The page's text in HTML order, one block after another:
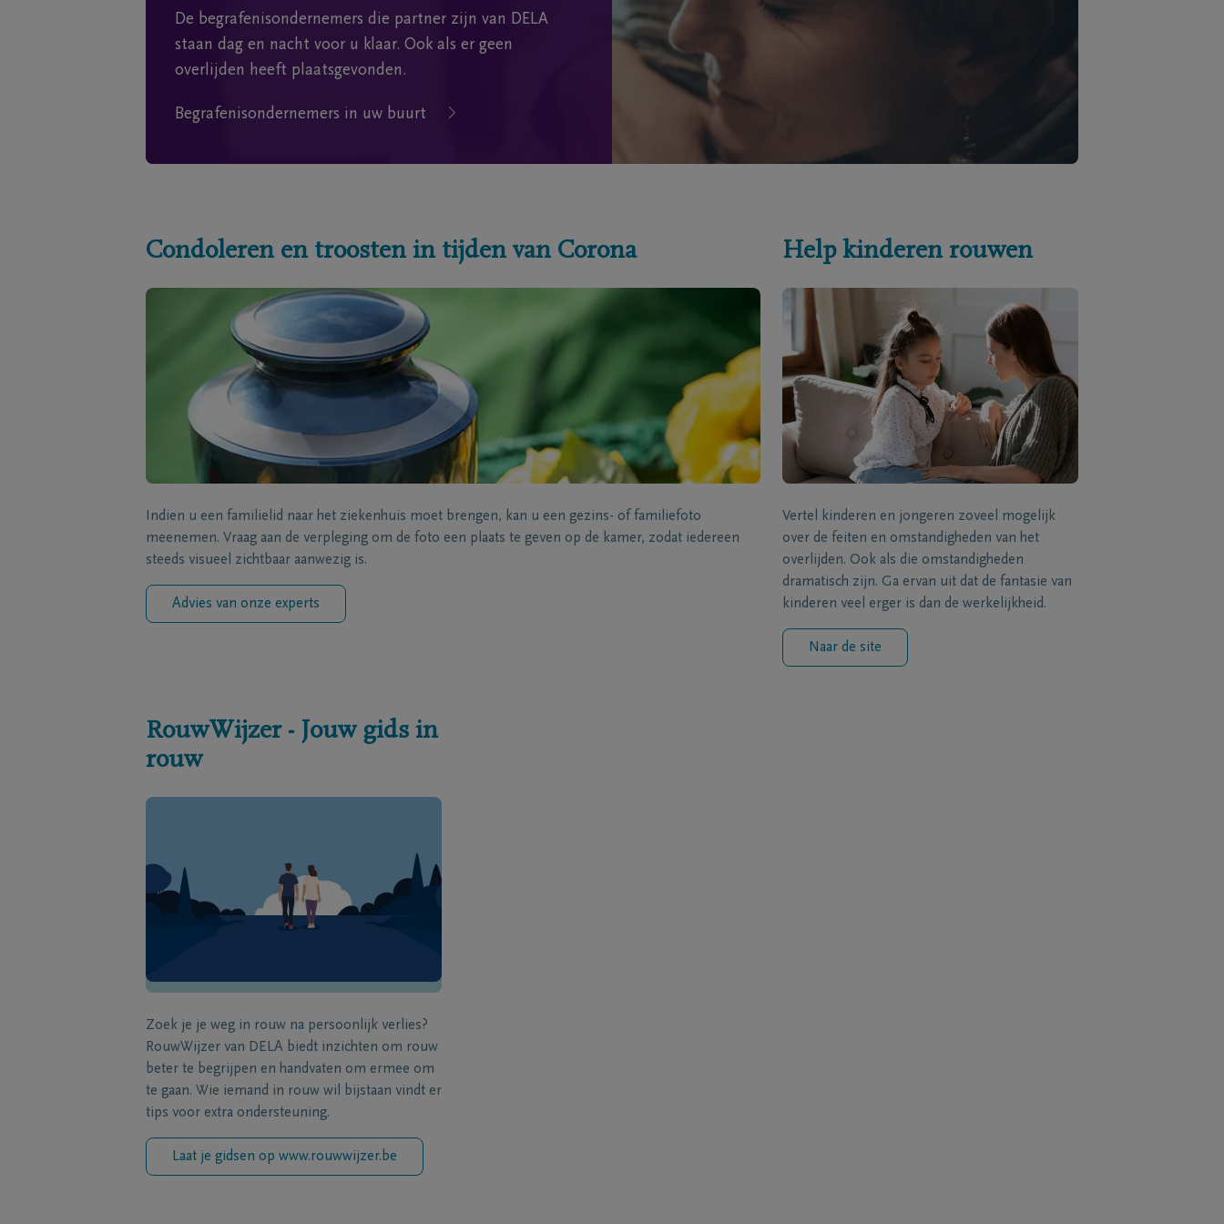
De begrafenisondernemers die partner zijn van DELA
staan dag en nacht voor u klaar. Ook als er geen
overlijden heeft plaatsgevonden.
Begrafenisondernemers in uw buurt
Condoleren en troosten in tijden van Corona
Indien u een familielid naar het ziekenhuis moet brengen, kan u een gezins- of familiefoto
meenemen. Vraag aan de verpleging om de foto een plaats te geven op de kamer, zodat iedereen
steeds visueel zichtbaar aanwezig is.
Advies van onze experts
Help kinderen rouwen
Vertel kinderen en jongeren zoveel mogelijk
over de feiten en omstandigheden van het
overlijden. Ook als die omstandigheden
dramatisch zijn. Ga ervan uit dat de fantasie van
kinderen veel erger is dan de werkelijkheid.
Naar de site
RouwWijzer - Jouw gids in
rouw
Zoek je je weg in rouw na persoonlijk verlies?
RouwWijzer van DELA biedt inzichten om rouw
beter te begrijpen en handvaten om ermee om
te gaan. Wie iemand in rouw wil bijstaan vindt er
tips voor extra ondersteuning.
Laat je gidsen op www.rouwwijzer.be